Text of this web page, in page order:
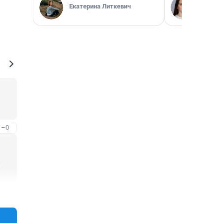
–0
Екатерина Литкевич